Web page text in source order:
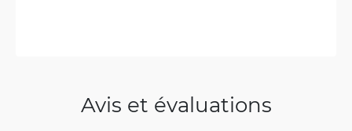
Avis et évaluations